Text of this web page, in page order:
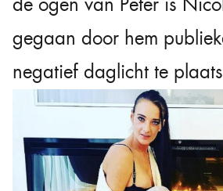
gegaan door hem
negatief daglicht te